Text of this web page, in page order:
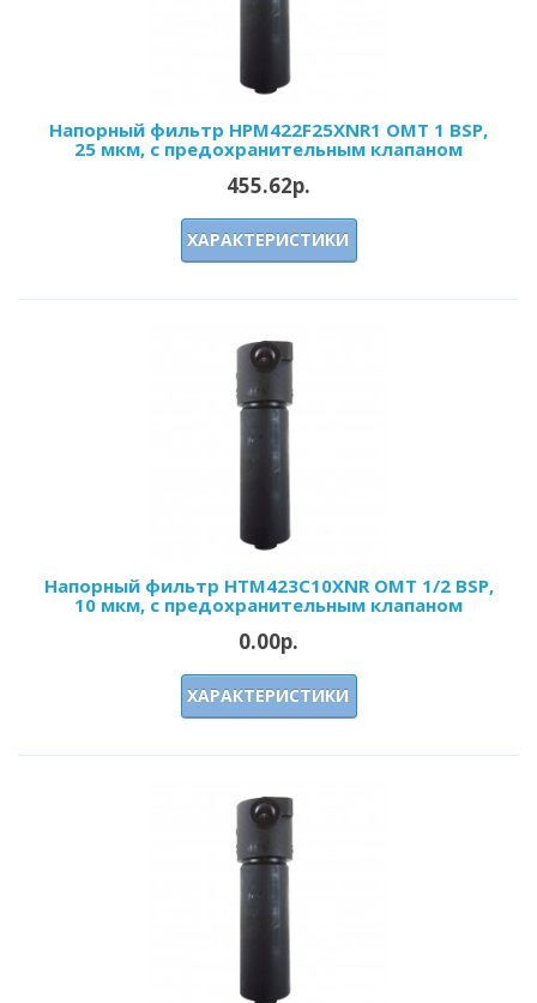
Напорный фильтр HPM422F25XNR1 OMT 1 BSP,
25 мкм, с предохранительным клапаном
455.62р.
ХАРАКТЕРИСТИКИ
Напорный фильтр HTM423C10XNR OMT 1/2 BSP,
10 мкм, с предохранительным клапаном
0.00р.
ХАРАКТЕРИСТИКИ